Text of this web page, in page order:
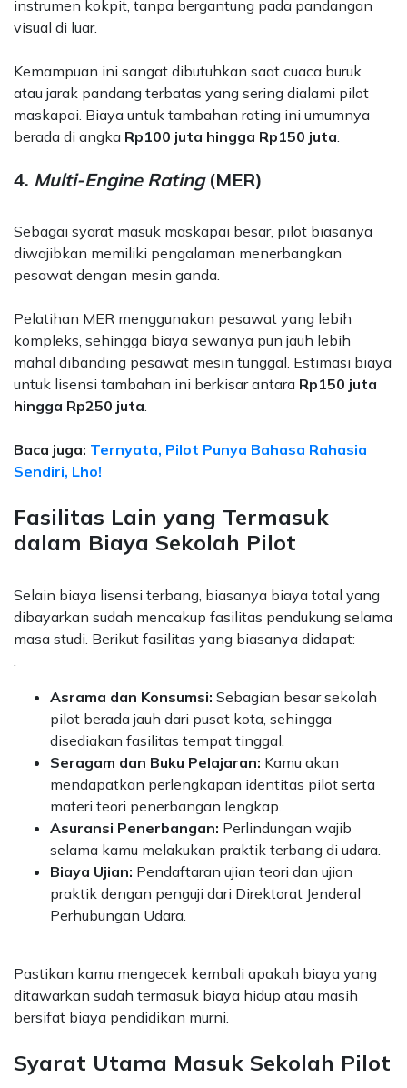
instrumen kokpit, tanpa bergantung pada pandangan
visual di luar.
Kemampuan ini sangat dibutuhkan saat cuaca buruk
atau jarak pandang terbatas yang sering dialami pilot
maskapai. Biaya untuk tambahan rating ini umumnya
berada di angka Rp100 juta hingga Rp150 juta
4. Multi-Engine Rating(MER)
Sebagai syarat masuk maskapai besar, pilot biasanya
diwajibkan memiliki pengalaman menerbangkan
pesawat dengan mesin ganda.
Pelatihan MER menggunakan pesawat yang lebih
kompleks, sehingga biaya sewanya pun jauh lebih
mahal dibanding pesawat mesin tunggal. Estimasi biaya
untuk lisensi tambahan ini berkisar antara Rp150 juta
hingga Rp250 juta
Baca juga: Ternyata, Pilot Punya Bahasa Rahasia
Sendiri, Lho!
Fasilitas Lain yang Termasuk
dalam Biaya Sekolah Pilot
Selain biaya lisensi terbang, biasanya biaya total yang
dibayarkan sudah mencakup fasilitas pendukung selama
masa studi. Berikut fasilitas yang biasanya didapat:
Asrama dan Konsumsi: Sebagian besar sekolah
pilot berada jauh dari pusat kota, sehingga
disediakan fasilitas tempat tinggal.
Seragam dan Buku Pelajaran: Kamu akan
mendapatkan perlengkapan identitas pilot serta
materi teori penerbangan lengkap.
Asuransi Penerbangan: Perlindungan wajib
selama kamu melakukan praktik terbang di udara.
Biaya Ujian: Pendaftaran ujian teori dan ujian
praktik dengan penguji dari Direktorat Jenderal
Perhubungan Udara.
Pastikan kamu mengecek kembali apakah biaya yang
ditawarkan sudah termasuk biaya hidup atau masih
bersifat biaya pendidikan murni.
Syarat Utama Masuk Sekolah Pilot